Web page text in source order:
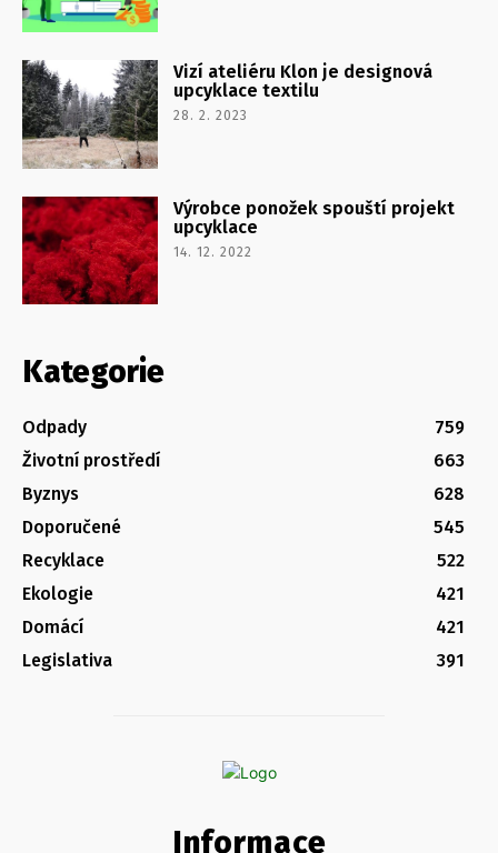
Vizí ateliéru Klon je designová
upcyklace textilu
28. 2. 2023
Výrobce ponožek spouští projekt
upcyklace
14. 12. 2022
Kategorie
Odpady
759
Životní prostředí
663
Byznys
628
Doporučené
545
Recyklace
522
Ekologie
421
Domácí
421
Legislativa
391
Informace